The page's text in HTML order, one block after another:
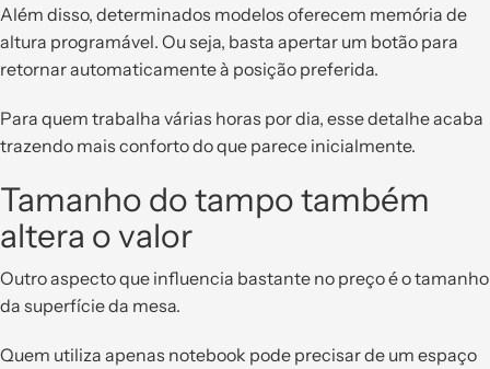
Além disso, determinados modelos oferecem memória de
altura programável. Ou seja, basta apertar um botão para
retornar automaticamente à posição preferida.
Para quem trabalha várias horas por dia, esse detalhe acaba
trazendo mais conforto do que parece inicialmente.
Tamanho do tampo também
altera o valor
Outro aspecto que influencia bastante no preço é o tamanho
da superfície da mesa.
Quem utiliza apenas notebook pode precisar de um espaço